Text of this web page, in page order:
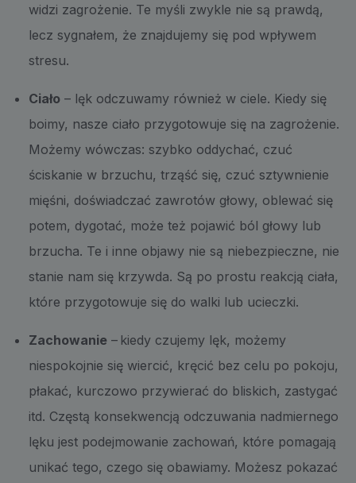
widzi zagrożenie. Te myśli zwykle nie są prawdą,
lecz sygnałem, że znajdujemy się pod wpływem
stresu.
Ciało – lęk odczuwamy również w ciele. Kiedy się
boimy, nasze ciało przygotowuje się na zagrożenie.
Możemy wówczas: szybko oddychać, czuć
ściskanie w brzuchu, trząść się, czuć sztywnienie
mięśni, doświadczać zawrotów głowy, oblewać się
potem, dygotać, może też pojawić ból głowy lub
brzucha. Te i inne objawy nie są niebezpieczne, nie
stanie nam się krzywda. Są po prostu reakcją ciała,
które przygotowuje się do walki lub ucieczki.
Zachowanie – kiedy czujemy lęk, możemy
niespokojnie się wiercić, kręcić bez celu po pokoju,
płakać, kurczowo przywierać do bliskich, zastygać
itd. Częstą konsekwencją odczuwania nadmiernego
lęku jest podejmowanie zachowań, które pomagają
unikać tego, czego się obawiamy. Możesz pokazać